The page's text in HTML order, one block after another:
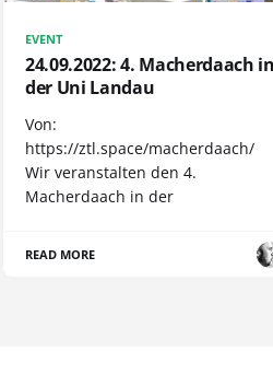
EVENT
24.09.2022: 4. Macherdaach in
der Uni Landau
Von:
https://ztl.space/macherdaach/
Wir veranstalten den 4.
Macherdaach in der
READ MORE